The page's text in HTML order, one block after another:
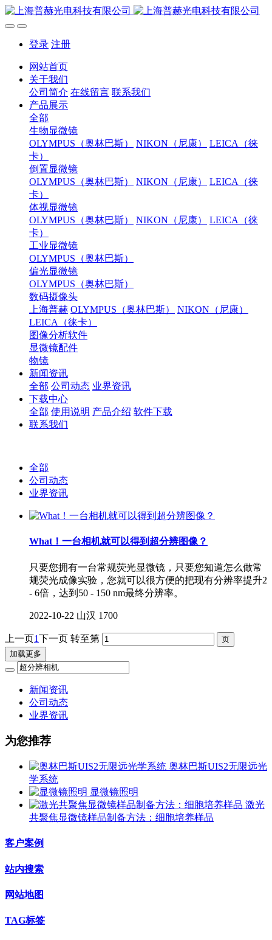
登录 注册
网站首页
关于我们
公司简介 在线留言 联系我们
产品展示
全部
生物显微镜
OLYMPUS（奥林巴斯）
NIKON（尼康）
LEICA（徕
卡）
倒置显微镜
OLYMPUS（奥林巴斯）
NIKON（尼康）
LEICA（徕
卡）
体视显微镜
OLYMPUS（奥林巴斯）
NIKON（尼康）
LEICA（徕
卡）
工业显微镜
OLYMPUS（奥林巴斯）
偏光显微镜
OLYMPUS（奥林巴斯）
数码摄像头
上海普赫 OLYMPUS（奥林巴斯）
NIKON（尼康）
LEICA（徕卡）
图像分析软件
显微镜配件
物镜
新闻资讯
全部 公司动态 业界资讯
下载中心
全部 使用说明 产品介绍 软件下载
联系我们
全部
公司动态
业界资讯
What！一台相机就可以得到超分辨图像？
只要您拥有一台常规荧光显微镜，只要您知道怎么做常
规荧光成像实验，您就可以很方便的把现有分辨率提升2
- 6倍，达到50 - 150 nm最终分辨率。
2022-10-22 山汉 1700
上一页1下一页 转至第
加载更多
新闻资讯
公司动态
业界资讯
为您推荐
奥林巴斯UIS2无限远光
学系统
显微镜照明
激光
共聚焦显微镜样品制备方法：细胞培养样品
客户案例
站内搜索
网站地图
TAG标签